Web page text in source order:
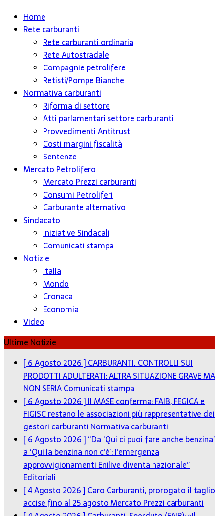
Home
Rete carburanti
Rete carburanti ordinaria
Rete Autostradale
Compagnie petrolifere
Retisti/Pompe Bianche
Normativa carburanti
Riforma di settore
Atti parlamentari settore carburanti
Provvedimenti Antitrust
Costi margini fiscalità
Sentenze
Mercato Petrolifero
Mercato Prezzi carburanti
Consumi Petroliferi
Carburante alternativo
Sindacato
Iniziative Sindacali
Comunicati stampa
Notizie
Italia
Mondo
Cronaca
Economia
Video
Ultime Notizie
[ 6 Agosto 2026 ]CARBURANTI. CONTROLLI SUI
PRODOTTI ADULTERATI: ALTRA SITUAZIONE GRAVE MA
NON SERIAComunicati stampa
[ 6 Agosto 2026 ]Il MASE conferma: FAIB, FEGICA e
FIGISC restano le associazioni più rappresentative dei
gestori carburantiNormativa carburanti
[ 6 Agosto 2026 ]“Da ‘Qui ci puoi fare anche benzina’
a ‘Qui la benzina non c’è’: l’emergenza
approvvigionamenti Enilive diventa nazionale”
Editoriali
[ 4 Agosto 2026 ]Caro Carburanti, prorogato il taglio
accise fino al 25 agostoMercato Prezzi carburanti